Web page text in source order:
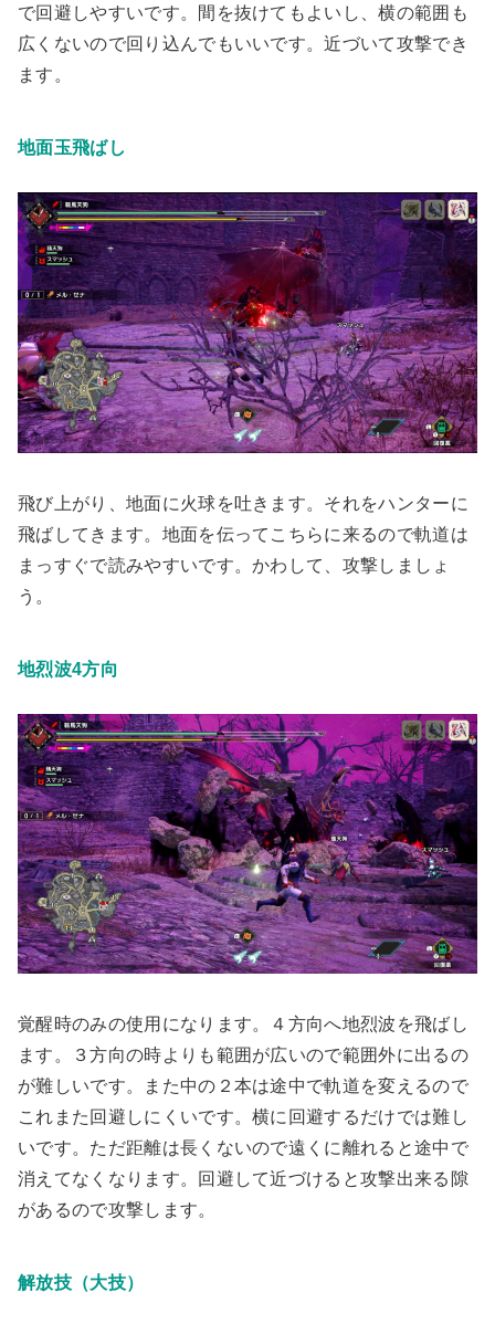
で回避しやすいです。間を抜けてもよいし、横の範囲も
広くないので回り込んでもいいです。近づいて攻撃でき
ます。
地面玉飛ばし
飛び上がり、地面に火球を吐きます。それをハンターに
飛ばしてきます。地面を伝ってこちらに来るので軌道は
まっすぐで読みやすいです。かわして、攻撃しましょ
う。
地烈波4方向
覚醒時のみの使用になります。４方向へ地烈波を飛ばし
ます。３方向の時よりも範囲が広いので範囲外に出るの
が難しいです。また中の２本は途中で軌道を変えるので
これまた回避しにくいです。横に回避するだけでは難し
いです。ただ距離は長くないので遠くに離れると途中で
消えてなくなります。回避して近づけると攻撃出来る隙
があるので攻撃します。
解放技（大技）